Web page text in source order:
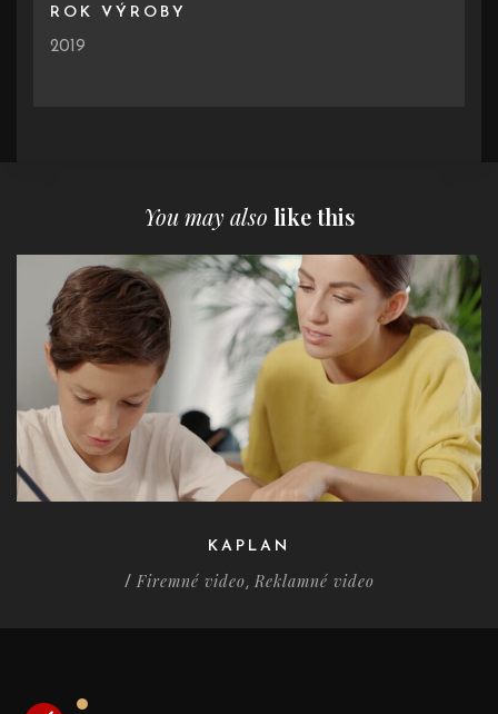
ROK VÝROBY
2019
You may also like this
KAPLAN
/ Firemné video, Reklamné video